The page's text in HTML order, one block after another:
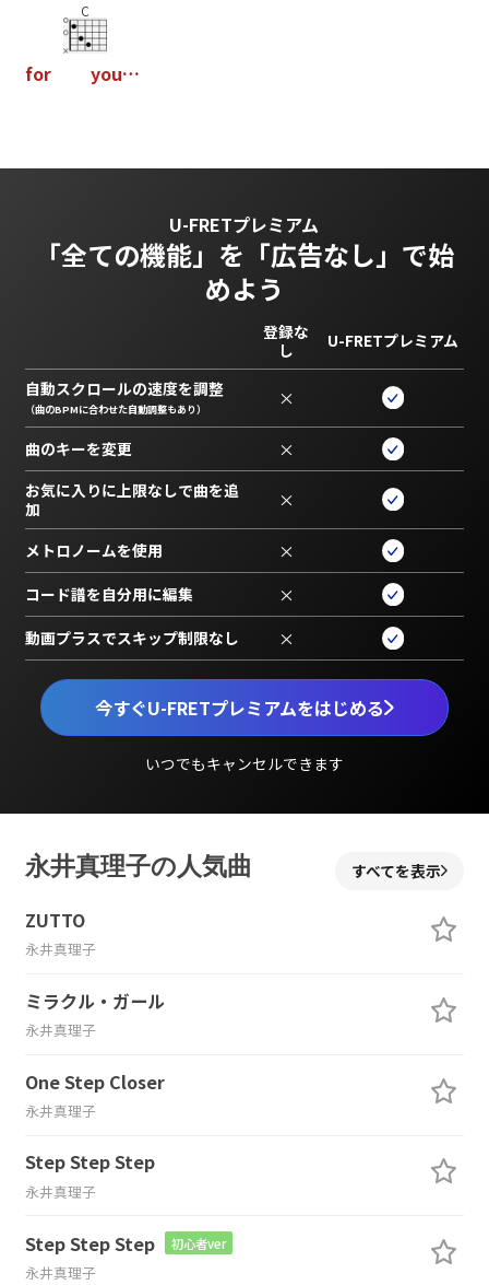
for
C
you…
U-FRETプレミアム
「全ての機能」を 「広告なし」で始
めよう
今すぐU-FRETプレミアムをはじめる
いつでもキャンセルできます
登録な
し
U-FRETプレミアム
自動スクロールの速度を調整
（曲のBPMに合わせた自動調整もあり） ×
曲のキーを変更 ×
お気に入りに上限なしで曲を追
加
×
メトロノームを使用 ×
コード譜を自分用に編集 ×
動画プラスでスキップ制限なし ×
永井真理子の人気曲 すべてを表示
ZUTTO
永井真理子
ミラクル・ガール
永井真理子
One Step Closer
永井真理子
Step Step Step
永井真理子
Step Step Step 初心者ver
永井真理子